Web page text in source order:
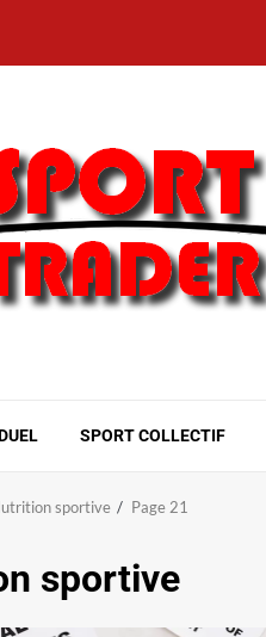
SPORT COLLECTIF
sportive Page 21
sportive